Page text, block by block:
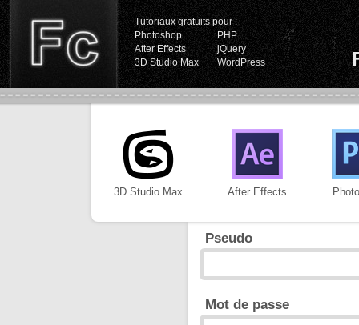
Tutoriaux gratuits pour :
Photoshop
PHP
After Effects
jQuery
3D Studio Max
WordPress
3D Studio Max After Effects
Pseudo
Mot de passe